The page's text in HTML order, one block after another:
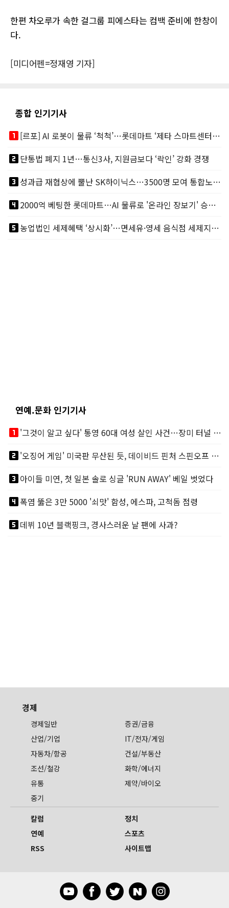
한편 차오루가 속한 걸그룹 피에스타는 컴백 준비에 한창이
다.
[미디어펜=정재영 기자]
종합 인기기사
looks_one
[르포] AI 로봇이 물류 ‘척척’…롯데마트 ‘제타 스마트센터’ 가보니
looks_two단통법 폐지 1년…통신3사, 지원금보다 ‘락인’ 강화 경쟁
looks_3
성과급 재협상에 뿔난 SK하이닉스…3500명 모여 통합노조 띄운다
looks_4
2000억 베팅한 롯데마트…AI 물류로 '온라인 장보기' 승부수
looks_5
농업법인 세제혜택 ‘상시화’…면세유·영세 음식점 세제지원도 연장
연예.문화 인기기사
looks_one
'그것이 알고 싶다' 통영 60대 여성 살인 사건…장미 터널 아래 킬러, 누구냐 넌?
looks_two
'오징어 게임' 미국판 무산된 듯, 데이비드 핀처 스핀오프 철회
looks_3아이들 미연, 첫 일본 솔로 싱글 'RUN AWAY' 베일 벗었다
looks_4폭염 뚫은 3만 5000 '쇠맛' 함성, 에스파, 고척돔 점령
looks_5데뷔 10년 블랙핑크, 경사스러운 날 팬에 사과?
경제
경제일반
증권/금융
산업/기업
IT/전자/게임
자동차/항공
건설/부동산
조선/철강
화학/에너지
유통
제약/바이오
중기
칼럼
정치
연예
스포츠
RSS
사이트맵